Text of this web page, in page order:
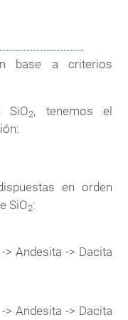
base a criterios
SiO2, tenemos el
en orden
SiO2:
Andesita -> Dacita
Andesita -> Dacita